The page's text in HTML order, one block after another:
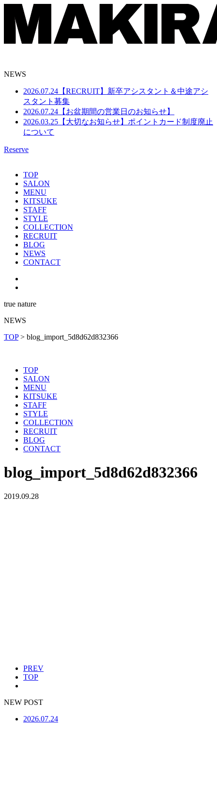
NEWS
2026.07.24 【RECRUIT】新卒アシスタント＆中途アシ
スタント募集
2026.07.24 【お盆期間の営業日のお知らせ】
2026.03.25 【大切なお知らせ】ポイントカード制度廃止
について
Reserve
TOP
SALON
MENU
KITSUKE
STAFF
STYLE
COLLECTION
RECRUIT
BLOG
NEWS
CONTACT
true nature
NEWS
TOP> blog_import_5d8d62d832366
TOP
SALON
MENU
KITSUKE
STAFF
STYLE
COLLECTION
RECRUIT
BLOG
CONTACT
blog_import_5d8d62d832366
2019.09.28
PREV
TOP
NEW POST
2026.07.24